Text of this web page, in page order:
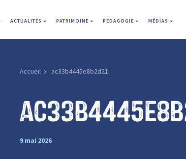
ACTUALITÉS PATRIMOINE PÉDAGOGIE MÉDIAS
Accueil ac33b4445e8b2d21
9 mai 2026